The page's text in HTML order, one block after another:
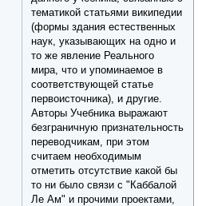
тематикой статьями википедии
(формы здания естественных
наук, указывающих на одно и
то же явление Реального
мира, что и упоминаемое в
соответствующей статье
первоисточника), и другие.
Авторы Учебника выражают
безграничную признательность
переводчикам, при этом
считаем необходимым
отметить отсутствие какой бы
то ни было связи с "Каббалой
Ле Ам" и прочими проектами,